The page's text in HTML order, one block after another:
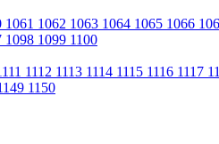
1061 1062 1063 1064 1065 1066
1098 1099 1100
1112 1113 1114 1115 1116 1117
1150